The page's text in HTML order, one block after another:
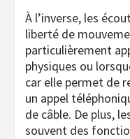
À l’inverse, les
liberté de
particulièrement
physiques ou
car elle permet de
un appel
de câble. De plus,
souvent des